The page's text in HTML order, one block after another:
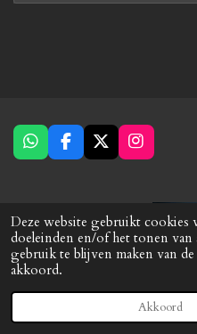
Deze website gebruikt cookies
doeleinden en/of het tonen
gebruik te blijven maken van de
akkoord.
Akkoord
W
h
A
p
p
F
a
o
o
k
X
I
n
g
r
a
© 2023 - 2026 Caps-Products
Powered byJouwWeb